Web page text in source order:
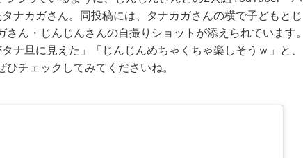
ナカガさん。同投稿には、タナカガさんの横で子どもとじ
ん・じんじんさんの自撮りショットが添えられています。
ナ旦に見えた」「じんじんめちゃくちゃ楽しそうｗ」と、
チェックしてみてくださいね。